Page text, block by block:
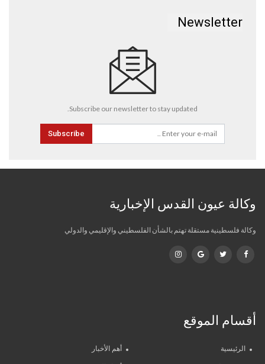
Newsletter
Subscribe our newsletter to stay updated.
Subscribe
وكالة عيون القدس الإخبارية
وكالة فلسطينية مستقلة تهتم بالشأن الفلسطيني والإقليمي والدولي
أقسام الموقع
الرئيسية أهم الأخبار